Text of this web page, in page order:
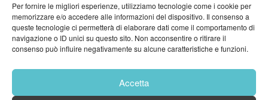
Per fornire le migliori esperienze, utilizziamo tecnologie come i cookie per
memorizzare e/o accedere alle informazioni del dispositivo. Il consenso a
queste tecnologie ci permetterà di elaborare dati come il comportamento di
navigazione o ID unici su questo sito. Non acconsentire o ritirare il
consenso può influire negativamente su alcune caratteristiche e funzioni.
Accetta